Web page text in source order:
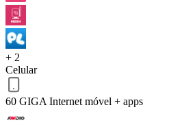
+ 2
Celular
60 GIGA Internet móvel + apps